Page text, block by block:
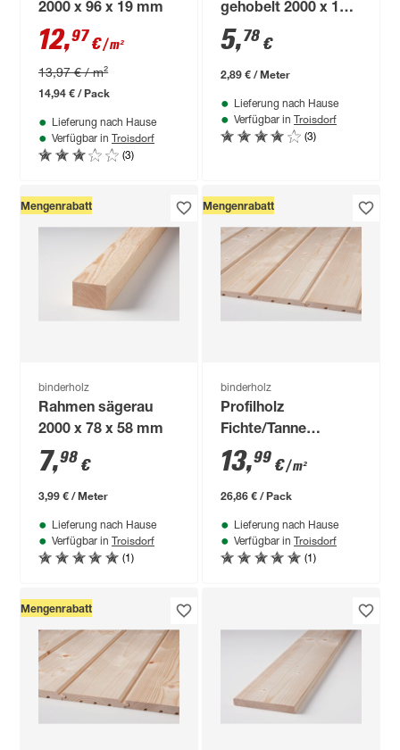
2000 x 96 x 19 mm
12,97€/ m²
13,97 € / m²
14,94 € / Pack
Lieferung nach Hause
Verfügbar in Troisdorf
(3)
gehobelt 2000 x 120
x 18 mm
5,78 €
2,89 € / Meter
Lieferung nach Hause
Verfügbar in Troisdorf
(3)
Mengenrabatt
binderholz
Rahmen sägerau
2000 x 78 x 58 mm
7,98 €
3,99 € / Meter
Lieferung nach Hause
Verfügbar in Troisdorf
(1)
Mengenrabatt
binderholz
Profilholz
Fichte/Tanne
gehobelt 12,5 x 96 x
2000 mm
13,99 €/ m²
26,86 € / Pack
Lieferung nach Hause
Verfügbar in Troisdorf
(1)
Mengenrabatt